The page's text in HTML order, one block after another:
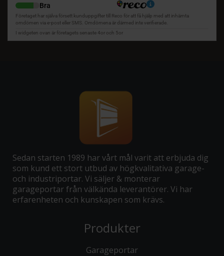
Sedan starten 1989 har vårt mål varit att erbjuda dig
som kund ett stort utbud av högkvalitativa garage-
och industriportar. Vi säljer & monterar
garageportar från välkända leverantörer. Vi har
erfarenheten och kunskapen som krävs.
Produkter
Garageportar